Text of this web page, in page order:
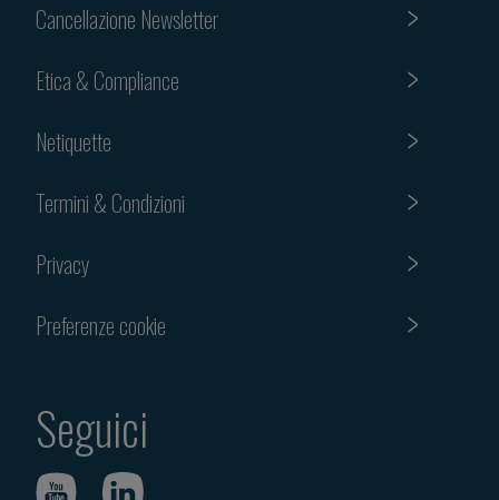
Cancellazione Newsletter
Etica & Compliance
Netiquette
Termini & Condizioni
Privacy
Preferenze cookie
Seguici